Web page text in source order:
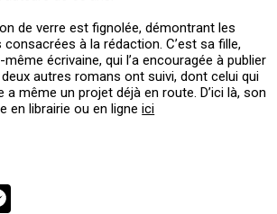
de verre est fignolée, démontrant les
à la rédaction. C’est sa fille,
même écrivaine, qui l’a encouragée à publier
autres romans ont suivi, dont celui qui
a même un projet déjà en route. D’ici là, son
en librairie ou en ligneici